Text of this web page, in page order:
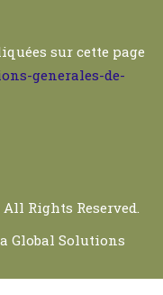
sur cette page
generales-de-
All Rights Reserved.
Global Solutions